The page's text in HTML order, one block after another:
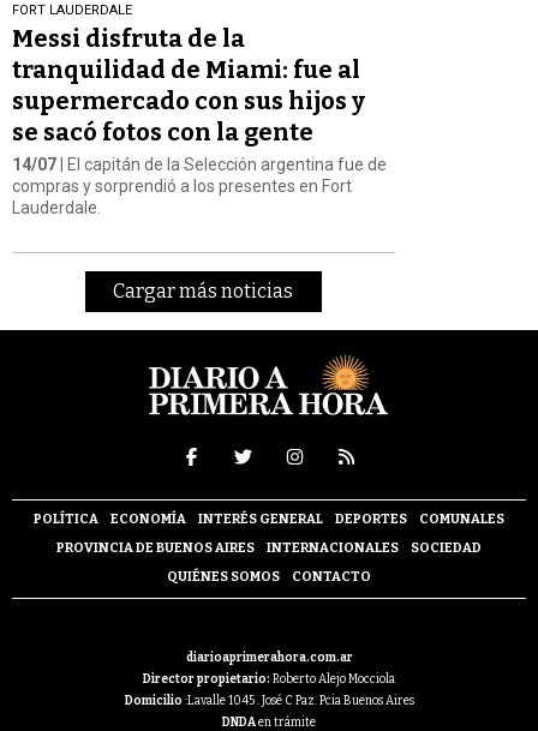
FORT LAUDERDALE
Messi disfruta de la
tranquilidad de Miami: fue al
supermercado con sus hijos y
se sacó fotos con la gente
14/07 | El capitán de la Selección argentina fue de
compras y sorprendió a los presentes en Fort
Lauderdale.
Cargar más noticias
POLÍTICA ECONOMÍA INTERÉS GENERAL DEPORTES
COMUNALES
PROVINCIA DE BUENOS AIRES
INTERNACIONALES
SOCIEDAD
QUIÉNES SOMOS
CONTACTO
diarioaprimerahora.com.ar
Director propietario: Roberto Alejo Mocciola
Domicilio :Lavalle 1045 . José C Paz. Pcia Buenos Aires
DNDAen trámite